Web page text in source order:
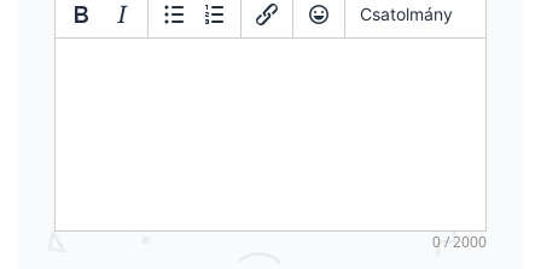
Csatolmány
0 / 2000